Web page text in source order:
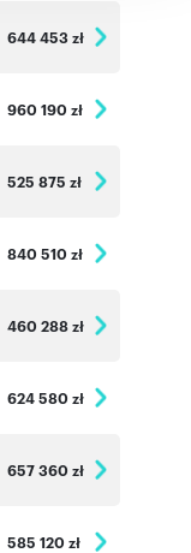
644 453 zł
960 190 zł
525 875 zł
840 510 zł
460 288 zł
624 580 zł
657 360 zł
585 120 zł